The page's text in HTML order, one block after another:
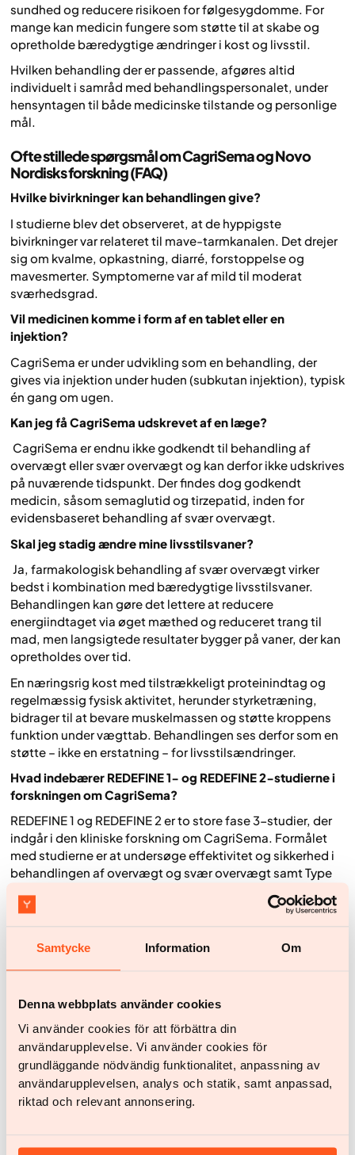
Samtycke Information Om
Denna webbplats använder cookies
Vi använder cookies för att förbättra din
användarupplevelse. Vi använder cookies för
grundläggande nödvändig funktionalitet, anpassning av
användarupplevelsen, analys och statik, samt anpassad,
riktad och relevant annonsering.
sundhed og reducere risikoen for følgesygdomme. For
mange kan medicin fungere som støtte til at skabe og
opretholde bæredygtige ændringer i kost og livsstil.
Hvilken behandling der er passende, afgøres altid
individuelt i samråd med behandlingspersonalet, under
hensyntagen til både medicinske tilstande og personlige
mål.
Ofte stillede spørgsmål om CagriSema og Novo
Nordisks forskning (FAQ)
Hvilke bivirkninger kan behandlingen give?
I studierne blev det observeret, at de hyppigste
bivirkninger var relateret til mave-tarmkanalen. Det drejer
sig om kvalme, opkastning, diarré, forstoppelse og
mavesmerter. Symptomerne var af mild til moderat
sværhedsgrad.
Vil medicinen komme i form af en tablet eller en
injektion?
CagriSema er under udvikling som en behandling, der
gives via injektion under huden (subkutan injektion), typisk
én gang om ugen.
Kan jeg få CagriSema udskrevet af en læge?
CagriSema er endnu ikke godkendt til behandling af
overvægt eller svær overvægt og kan derfor ikke udskrives
på nuværende tidspunkt. Der findes dog godkendt
medicin, såsom semaglutid og tirzepatid, inden for
evidensbaseret behandling af svær overvægt.
Skal jeg stadig ændre mine livsstilsvaner?
Ja, farmakologisk behandling af svær overvægt virker
bedst i kombination med bæredygtige livsstilsvaner.
Behandlingen kan gøre det lettere at reducere
energiindtaget via øget mæthed og reduceret trang til
mad, men langsigtede resultater bygger på vaner, der kan
opretholdes over tid.
En næringsrig kost med tilstrækkeligt proteinindtag og
regelmæssig fysisk aktivitet, herunder styrketræning,
bidrager til at bevare muskelmassen og støtte kroppens
funktion under vægttab. Behandlingen ses derfor som en
støtte – ikke en erstatning – for livsstilsændringer.
Hvad indebærer REDEFINE 1- og REDEFINE 2-studierne i
forskningen om CagriSema?
REDEFINE 1 og REDEFINE 2 er to store fase 3-studier, der
indgår i den kliniske forskning om CagriSema. Formålet
med studierne er at undersøge effektivitet og sikkerhed i
behandlingen af overvægt og svær overvægt samt Type
Studierne er gennemført over 68 uger og inkluderer
REDEFINE 1 inkluderede personer med overvægt eller
REDEFINE 2 inkluderede personer med overvægt eller
svær overvægt med Type 2-diabetes
I begge studier blev CagriSema sammenlignet med
placebo, og i REDEFINE 1 også med de enkelte
komponenter (semaglutid og cagrilintid).
vægttab og forbedringer i metaboliske parametre.